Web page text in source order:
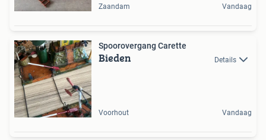
Zaandam Vandaag
Spoorovergang Carette
Bieden Details
Voorhout Vandaag